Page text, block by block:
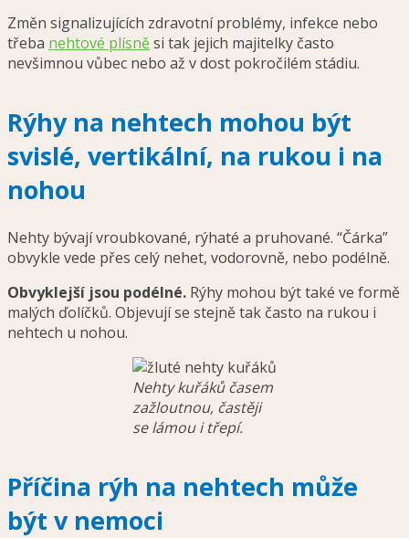
Změn signalizujících zdravotní problémy, infekce nebo
třeba nehtové plísněsi tak jejich majitelky často
nevšimnou vůbec nebo až v dost pokročilém stádiu.
Rýhy na nehtech mohou být
svislé, vertikální, na rukou i na
nohou
Nehty bývají vroubkované, rýhaté a pruhované. “Čárka”
obvykle vede přes celý nehet, vodorovně, nebo podélně.
Obvyklejší jsou podélné. Rýhy mohou být také ve formě
malých ďolíčků. Objevují se stejně tak často na rukou i
nehtech u nohou.
Nehty kuřáků časem
zažloutnou, častěji
se lámou i třepí.
Příčina rýh na nehtech může
být v nemoci